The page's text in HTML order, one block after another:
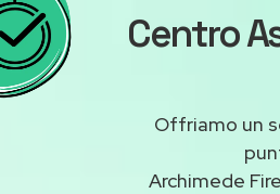
Centro
Offriamo un
Archimede